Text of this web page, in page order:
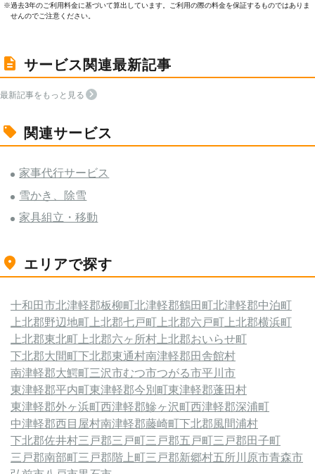
※過去3年のご利⽤料⾦に基づいて算出しています。ご利⽤の際の料⾦を保証するものではありま
せんのでご注意ください。
サービス関連最新記事
最新記事をもっと見る
関連サービス
家事代行サービス
雪かき、除雪
家具組立・移動
エリアで探す
十和田市北津軽郡板柳町北津軽郡鶴田町北津軽郡中泊町
上北郡野辺地町 上北郡七戸町 上北郡六戸町 上北郡横浜町
上北郡東北町 上北郡六ヶ所村 上北郡おいらせ町
下北郡大間町下北郡東通村南津軽郡田舎館村
南津軽郡大鰐町三沢市むつ市つがる市平川市
東津軽郡平内町東津軽郡今別町東津軽郡蓬田村
東津軽郡外ヶ浜町西津軽郡鰺ヶ沢町西津軽郡深浦町
中津軽郡西目屋村南津軽郡藤崎町下北郡風間浦村
下北郡佐井村三戸郡三戸町三戸郡五戸町三戸郡田子町
三戸郡南部町三戸郡階上町三戸郡新郷村五所川原市青森市